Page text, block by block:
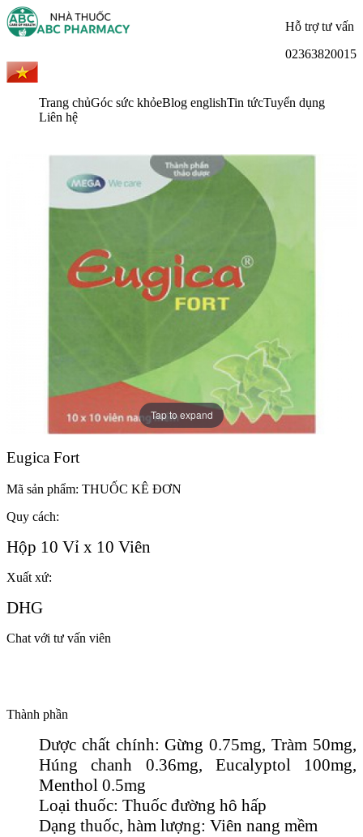
Hỗ trợ tư vấn
02363820015
Trang chủGóc sức khỏeBlog englishTin tứcTuyển dụng
Liên hệ
Tap to expand
Eugica Fort
Mã sản phẩm: THUỐC KÊ ĐƠN
Quy cách:
Hộp 10 Vỉ x 10 Viên
Xuất xứ:
DHG
Chat với tư vấn viên
Thành phần
Dược chất chính: Gừng 0.75mg, Tràm 50mg,
Húng chanh 0.36mg, Eucalyptol 100mg,
Menthol 0.5mg
Loại thuốc: Thuốc đường hô hấp
Dạng thuốc, hàm lượng: Viên nang mềm